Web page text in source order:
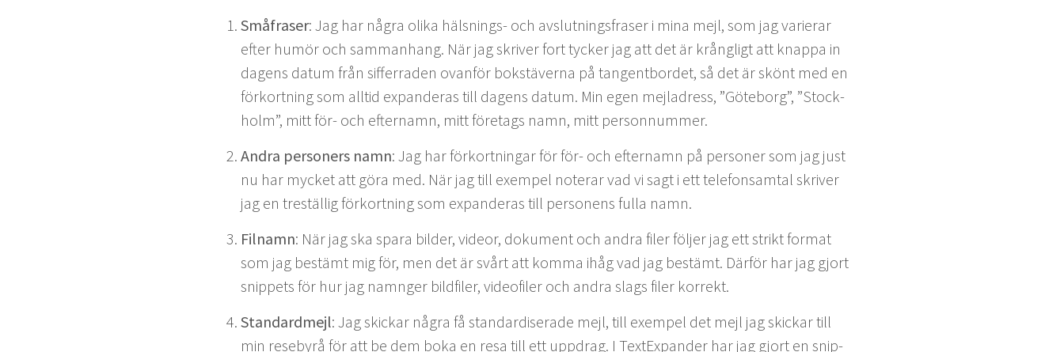
Småfras­er: Jag har några oli­ka häl­snings- och avs­lut­nings­fras­er i mina mejl, som jag vari­er­ar
efter humör och sam­man­hang. När jag skriv­er fort tyck­er jag att det är krång­ligt att knap­pa in
dagens datum från sif­fer­raden ovan­för bok­stäver­na på tan­gent­bor­det, så det är skönt med en
förko­rt­ning som alltid expanderas till dagens datum. Min egen mejladress, ”Göte­borg”, ”Stock­
holm”, mitt för- och efter­namn, mitt före­tags namn, mitt personnummer.
Andra per­son­ers namn: Jag har förko­rt­ningar för för- och efter­namn på per­son­er som jag just
nu har myck­et att göra med. När jag till exem­pel noter­ar vad vi sagt i ett tele­fon­sam­tal skriv­er
jag en trestäl­lig förko­rt­ning som expanderas till per­so­n­ens ful­la namn.
Fil­namn: När jag ska spara bilder, vide­or, doku­ment och andra fil­er föl­jer jag ett strikt for­mat
som jag bestämt mig för, men det är svårt att kom­ma ihåg vad jag bestämt. Där­för har jag gjort
snip­pets för hur jag nam­nger bild­fil­er, vide­ofil­er och andra slags fil­er korrekt.
Stan­dard­me­jl: Jag skickar några få stan­dard­is­er­ade mejl, till exem­pel det mejl jag skickar till
min rese­byrå för att be dem boka en resa till ett upp­drag. I Tex­tEx­pander har jag gjort en snip­